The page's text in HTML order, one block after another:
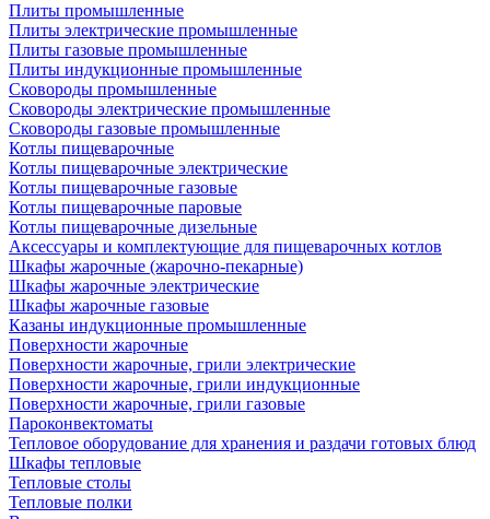
Плиты промышленные
Плиты электрические промышленные
Плиты газовые промышленные
Плиты индукционные промышленные
Сковороды промышленные
Сковороды электрические промышленные
Сковороды газовые промышленные
Котлы пищеварочные
Котлы пищеварочные электрические
Котлы пищеварочные газовые
Котлы пищеварочные паровые
Котлы пищеварочные дизельные
Аксессуары и комплектующие для пищеварочных котлов
Шкафы жарочные (жарочно-пекарные)
Шкафы жарочные электрические
Шкафы жарочные газовые
Казаны индукционные промышленные
Поверхности жарочные
Поверхности жарочные, грили электрические
Поверхности жарочные, грили индукционные
Поверхности жарочные, грили газовые
Пароконвектоматы
Тепловое оборудование для хранения и раздачи готовых блюд
Шкафы тепловые
Тепловые столы
Тепловые полки